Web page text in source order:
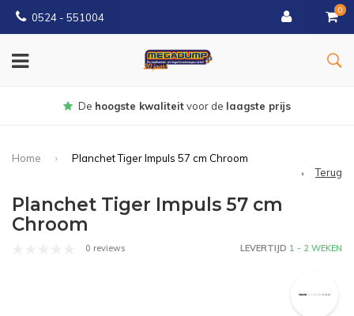
0524 - 551004
0
Gratisbezorgd vanaf €150
Home
Planchet Tiger Impuls 57 cm Chroom
Terug
Planchet Tiger Impuls 57 cm
Chroom
0 reviews LEVERTIJD 1 - 2 WEKEN